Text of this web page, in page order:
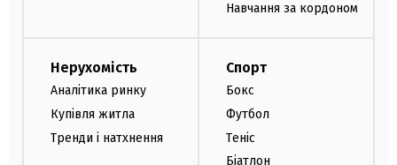
Навчання за кордоном
Нерухомість
Аналітика ринку
Купівля житла
Тренди і натхнення
Спорт
Бокс
Футбол
Теніс
Біатлон